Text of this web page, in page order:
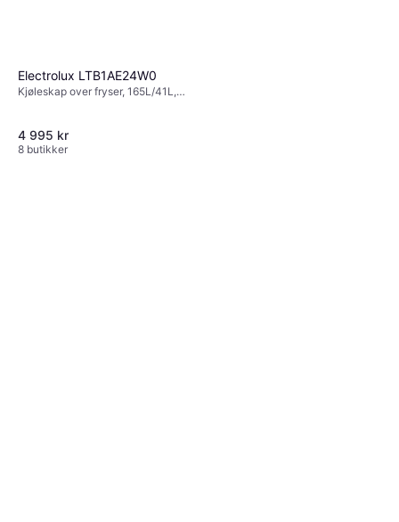
Electrolux LTB1AE24W0
Kjøleskap over fryser, 165L/41L,
4 995 kr
8 butikker